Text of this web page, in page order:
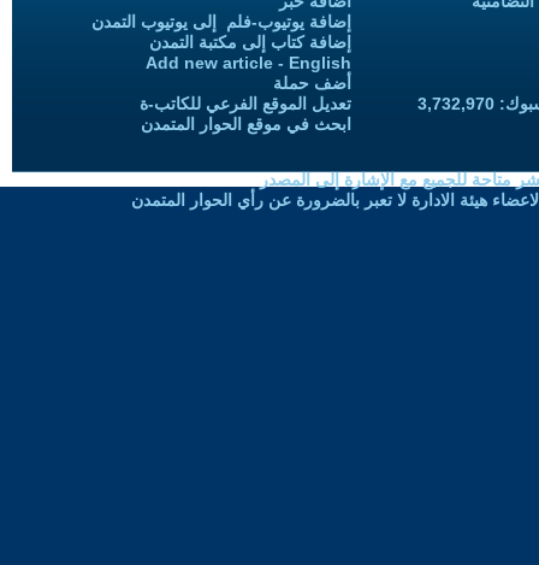
إضافة يوتيوب-فلم إلى يوتيوب التمدن
إضافة كتاب إلى مكتبة التمدن
Add new article - English
أضف حملة
تعديل الموقع الفرعي للكاتب-ة
ابحث في موقع الحوار المتمدن
متاحة للجميع مع الإشارة إلى المصدر
هيئة الادارة لا تعبر بالضرورة عن رأي الحوار المتمدن